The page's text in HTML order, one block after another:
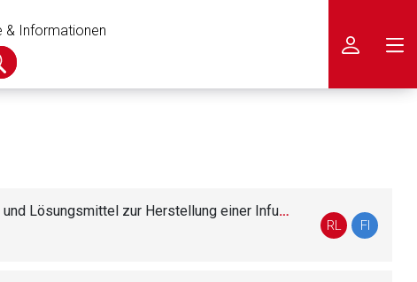
& Informationen
Lösungsmittel zur Herstellung einer Infusionslösung
RL FI